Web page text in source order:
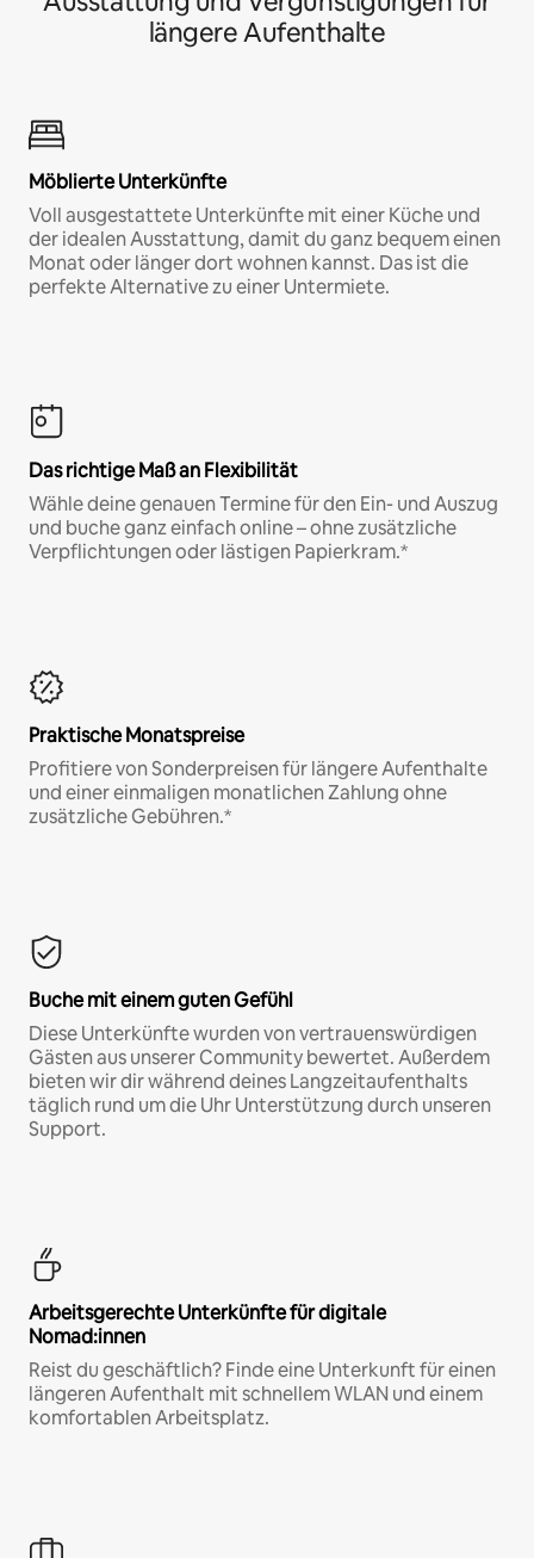
längere Aufenthalte
Möblierte Unterkünfte
Voll ausgestattete Unterkünfte mit einer Küche und
der idealen Ausstattung, damit du ganz bequem einen
Monat oder länger dort wohnen kannst. Das ist die
perfekte Alternative zu einer Untermiete.
Das richtige Maß an Flexibilität
Wähle deine genauen Termine für den Ein- und Auszug
und buche ganz einfach online – ohne zusätzliche
Verpflichtungen oder lästigen Papierkram.*
Praktische Monatspreise
Profitiere von Sonderpreisen für längere Aufenthalte
und einer einmaligen monatlichen Zahlung ohne
zusätzliche Gebühren.*
Buche mit einem guten Gefühl
Diese Unterkünfte wurden von vertrauenswürdigen
Gästen aus unserer Community bewertet. Außerdem
bieten wir dir während deines Langzeitaufenthalts
täglich rund um die Uhr Unterstützung durch unseren
Support.
Arbeitsgerechte Unterkünfte für digitale
Nomad:innen
Reist du geschäftlich? Finde eine Unterkunft für einen
längeren Aufenthalt mit schnellem WLAN und einem
komfortablen Arbeitsplatz.